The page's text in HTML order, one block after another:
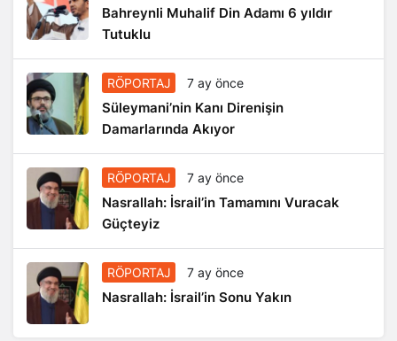
Bahreynli Muhalif Din Adamı 6 yıldır
Tutuklu
RÖPORTAJ 7 ay önce
Süleymani’nin Kanı Direnişin
Damarlarında Akıyor
RÖPORTAJ 7 ay önce
Nasrallah: İsrail’in Tamamını Vuracak
Güçteyiz
RÖPORTAJ 7 ay önce
Nasrallah: İsrail’in Sonu Yakın